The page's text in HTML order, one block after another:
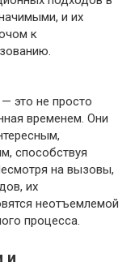
и их
к
это не просто
временем. Они
способствуя
на вызовы,
их
неотъемлемой
процесса.